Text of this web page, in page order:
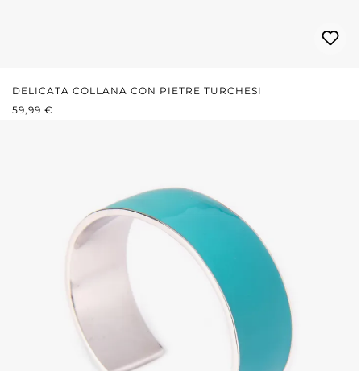
DELICATA COLLANA CON PIETRE TURCHESI
PREZZO NORMALE:
59,99 €